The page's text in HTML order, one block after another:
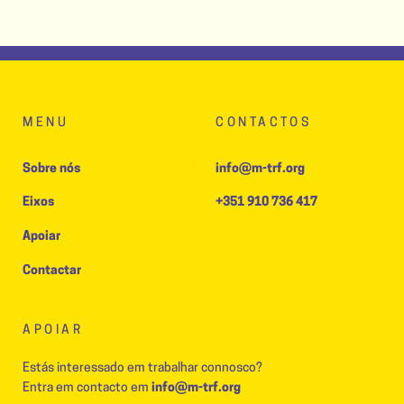
MENU
Sobre nós
Eixos
Apoiar
Contactar
CONTACTOS
info@m-trf.org
+351 910 736 417
APOIAR
Estás interessado em trabalhar connosco?
Entra em contacto eminfo@m-trf.org